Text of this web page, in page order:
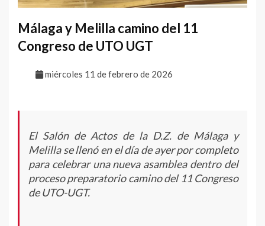
Málaga y Melilla camino del 11
Congreso de UTO UGT
miércoles 11 de febrero de 2026
El Salón de Actos de la D.Z. de Málaga y
Melilla se llenó en el día de ayer por completo
para celebrar una nueva asamblea dentro del
proceso preparatorio camino del 11 Congreso
de UTO-UGT.